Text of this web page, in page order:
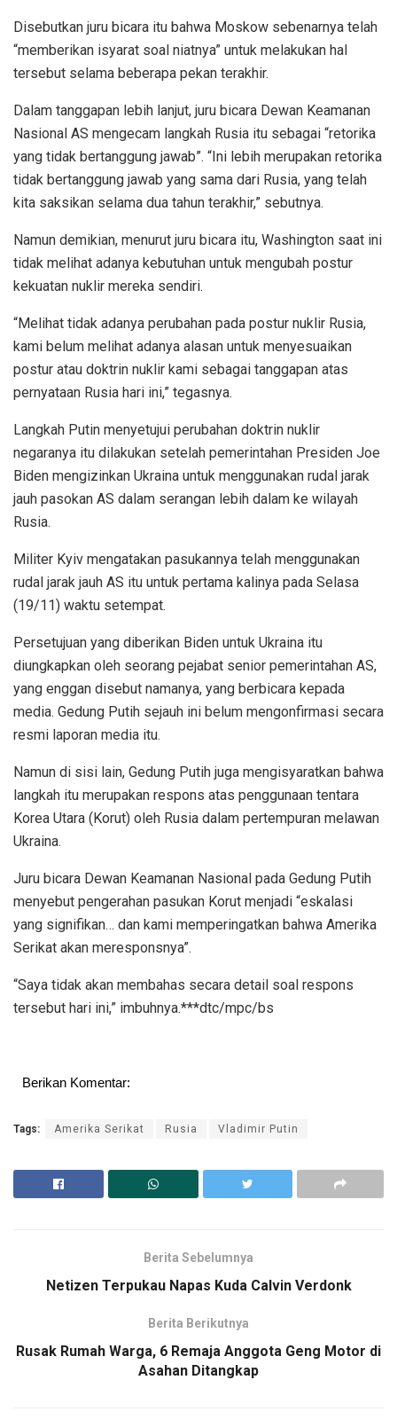
Disebutkan juru bicara itu bahwa Moskow sebenarnya telah
“memberikan isyarat soal niatnya” untuk melakukan hal
tersebut selama beberapa pekan terakhir.
Dalam tanggapan lebih lanjut, juru bicara Dewan Keamanan
Nasional AS mengecam langkah Rusia itu sebagai “retorika
yang tidak bertanggung jawab”. “Ini lebih merupakan retorika
tidak bertanggung jawab yang sama dari Rusia, yang telah
kita saksikan selama dua tahun terakhir,” sebutnya.
Namun demikian, menurut juru bicara itu, Washington saat ini
tidak melihat adanya kebutuhan untuk mengubah postur
kekuatan nuklir mereka sendiri.
“Melihat tidak adanya perubahan pada postur nuklir Rusia,
kami belum melihat adanya alasan untuk menyesuaikan
postur atau doktrin nuklir kami sebagai tanggapan atas
pernyataan Rusia hari ini,” tegasnya.
Langkah Putin menyetujui perubahan doktrin nuklir
negaranya itu dilakukan setelah pemerintahan Presiden Joe
Biden mengizinkan Ukraina untuk menggunakan rudal jarak
jauh pasokan AS dalam serangan lebih dalam ke wilayah
Rusia.
Militer Kyiv mengatakan pasukannya telah menggunakan
rudal jarak jauh AS itu untuk pertama kalinya pada Selasa
(19/11) waktu setempat.
Persetujuan yang diberikan Biden untuk Ukraina itu
diungkapkan oleh seorang pejabat senior pemerintahan AS,
yang enggan disebut namanya, yang berbicara kepada
media. Gedung Putih sejauh ini belum mengonfirmasi secara
resmi laporan media itu.
Namun di sisi lain, Gedung Putih juga mengisyaratkan bahwa
langkah itu merupakan respons atas penggunaan tentara
Korea Utara (Korut) oleh Rusia dalam pertempuran melawan
Ukraina.
Juru bicara Dewan Keamanan Nasional pada Gedung Putih
menyebut pengerahan pasukan Korut menjadi “eskalasi
yang signifikan… dan kami memperingatkan bahwa Amerika
Serikat akan meresponsnya”.
“Saya tidak akan membahas secara detail soal respons
tersebut hari ini,” imbuhnya.***dtc/mpc/bs
Berikan Komentar:
Tags: Amerika Serikat Rusia Vladimir Putin
Berita Sebelumnya
Netizen Terpukau Napas Kuda Calvin Verdonk
Berita Berikutnya
Rusak Rumah Warga, 6 Remaja Anggota Geng Motor di
Asahan Ditangkap